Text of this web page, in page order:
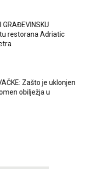
GRAĐEVINSKU
restorana Adriatic
Zašto je uklonjen
obilježja u